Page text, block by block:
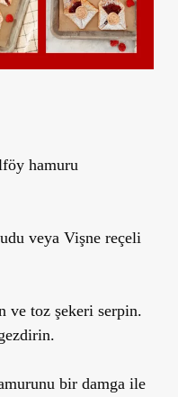
hamuru
veya Vişne reçeli
ve toz şekeri serpin.
bir damga ile